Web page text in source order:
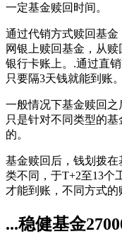
一定基金赎回时间。
通过代销方式赎回基
网银上赎回基金，从
银行卡账上。.通过直
只要隔3天钱就能到账。
一般情况下基金赎回之
只是针对不同类型的
的。
基金赎回后，钱划拨
类不同，于T+2至13个
才能到账，不同方式的
...稳健基金